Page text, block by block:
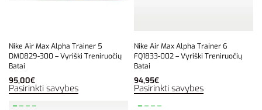
Nike Air Max Alpha Trainer 5
DM0829-300 – Vyriški Treniruočių
Batai
95,00€
Pasirinkti savybes
Nike Air Max Alpha Trainer 6
FQ1833-002 – Vyriški Treniruočių
Batai
94,95€
Pasirinkti savybes